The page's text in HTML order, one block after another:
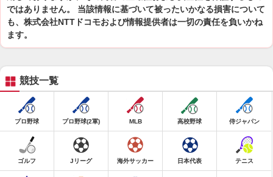
ではありません。 当該情報に基づいて被ったいかなる損害について
も、株式会社NTTドコモおよび情報提供者は一切の責任を負いかね
ます。
競技一覧
プロ野球 プロ野球(2軍) MLB 高校野球 侍ジャパン
ゴルフ Jリーグ 海外サッカー 日本代表 テニス